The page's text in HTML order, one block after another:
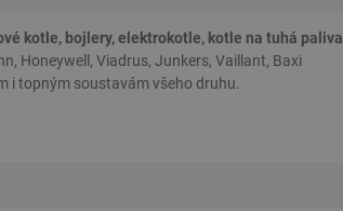
kotle, bojlery, elektrokotle, kotle na tuhá paliva
Honeywell, Viadrus, Junkers, Vaillant, Baxi
i topným soustavám všeho druhu.